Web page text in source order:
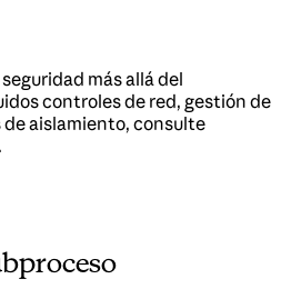
más allá del
controles de red, gestión de
aislamiento, consulte
.